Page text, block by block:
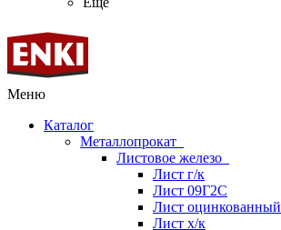
Меню
Каталог
Металлопрокат
Листовое железо
Лист г/к
Лист 09Г2С
Лист оцинкованный
Лист х/к